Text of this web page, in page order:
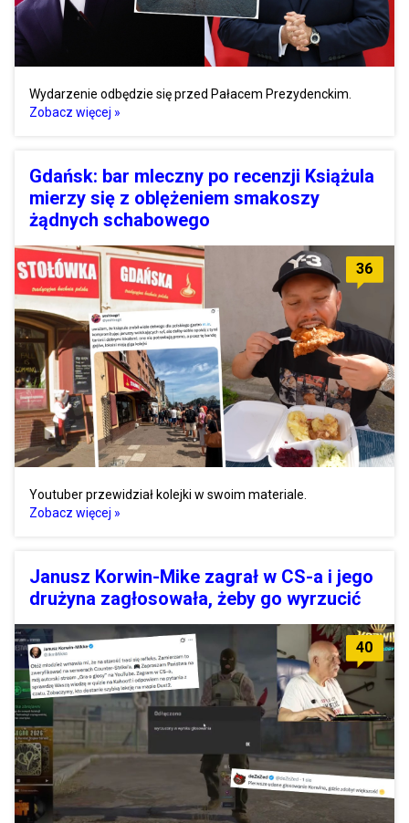
Wydarzenie odbędzie się przed Pałacem Prezydenckim.
Zobacz więcej »
Gdańsk: bar mleczny po recenzji Książula
mierzy się z oblężeniem smakoszy
żądnych schabowego
36
Youtuber przewidział kolejki w swoim materiale.
Zobacz więcej »
Janusz Korwin-Mike zagrał w CS-a i jego
drużyna zagłosowała, żeby go wyrzucić
40